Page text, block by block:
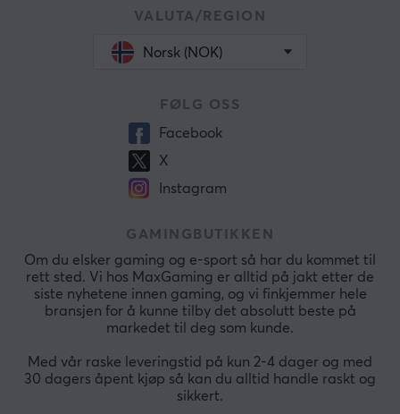
VALUTA/REGION
Norsk (NOK)
FØLG OSS
Facebook
X
Instagram
GAMINGBUTIKKEN
Om du elsker gaming og e-sport så har du kommet til
rett sted. Vi hos MaxGaming er alltid på jakt etter de
siste nyhetene innen gaming, og vi finkjemmer hele
bransjen for å kunne tilby det absolutt beste på
markedet til deg som kunde.
Med vår raske leveringstid på kun 2-4 dager og med
30 dagers åpent kjøp så kan du alltid handle raskt og
sikkert.